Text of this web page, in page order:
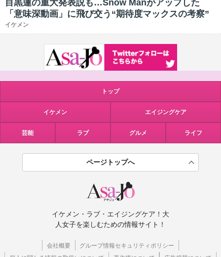
目黒蓮の重大発表説も…Snow Manがアップした
「意味深動画」に飛び交う“期待度マックスの考察”
イケメン
トップ
イケメン エイジングケア
芸能 ラブ グルメ ライフ
ページトップへ
イケメン・ラブ・エイジングケア！大
人女子を楽しむための情報サイト！
会社概要
グループ情報セキュリティポリシー